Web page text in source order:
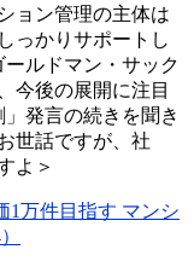
ョン管理の主体は
っかりサポートし
ールドマン・サック
今後の展開に注目
」発言の続きを聞き
世話ですが、社
よ＞
1万件目指す マンシ
）